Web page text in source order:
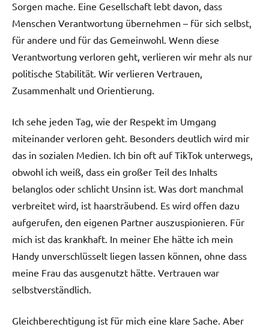
Sorgen mache. Eine Gesellschaft lebt davon, dass
Menschen Verantwortung übernehmen – für sich selbst,
für andere und für das Gemeinwohl. Wenn diese
Verantwortung verloren geht, verlieren wir mehr als nur
politische Stabilität. Wir verlieren Vertrauen,
Zusammenhalt und Orientierung.
Ich sehe jeden Tag, wie der Respekt im Umgang
miteinander verloren geht. Besonders deutlich wird mir
das in sozialen Medien. Ich bin oft auf TikTok unterwegs,
obwohl ich weiß, dass ein großer Teil des Inhalts
belanglos oder schlicht Unsinn ist. Was dort manchmal
verbreitet wird, ist haarsträubend. Es wird offen dazu
aufgerufen, den eigenen Partner auszuspionieren. Für
mich ist das krankhaft. In meiner Ehe hätte ich mein
Handy unverschlüsselt liegen lassen können, ohne dass
meine Frau das ausgenutzt hätte. Vertrauen war
selbstverständlich.
Gleichberechtigung ist für mich eine klare Sache. Aber